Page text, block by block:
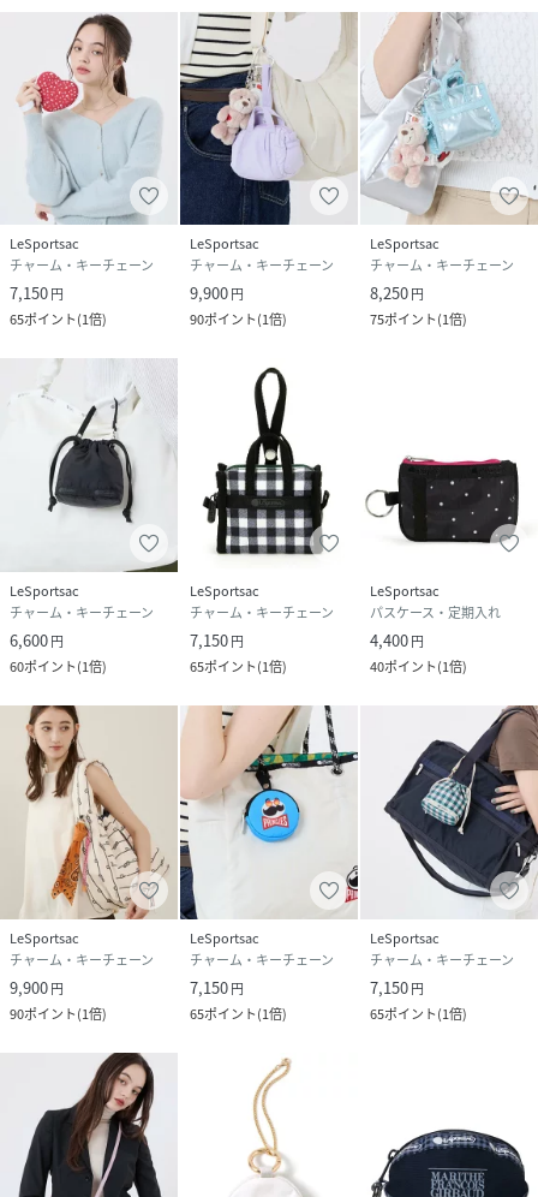
LeSportsac
チャーム・キーチェーン
7,150円
65ポイント(1倍)
LeSportsac
チャーム・キーチェーン
9,900円
90ポイント(1倍)
LeSportsac
チャーム・キーチェーン
8,250円
75ポイント(1倍)
LeSportsac
チャーム・キーチェーン
6,600円
60ポイント(1倍)
LeSportsac
チャーム・キーチェーン
7,150円
65ポイント(1倍)
LeSportsac
パスケース・定期入れ
4,400円
40ポイント(1倍)
LeSportsac
チャーム・キーチェーン
9,900円
90ポイント(1倍)
LeSportsac
チャーム・キーチェーン
7,150円
65ポイント(1倍)
LeSportsac
チャーム・キーチェーン
7,150円
65ポイント(1倍)